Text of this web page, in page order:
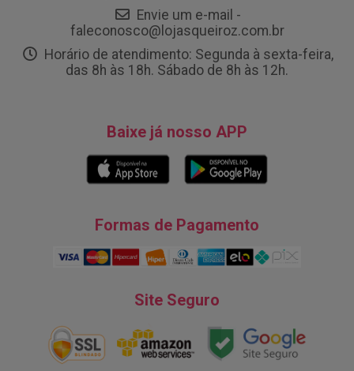
Envie um e-mail -
faleconosco@lojasqueiroz.com.br
Horário de atendimento: Segunda à sexta-feira,
das 8h às 18h. Sábado de 8h às 12h.
Baixe já nosso APP
Formas de Pagamento
Site Seguro